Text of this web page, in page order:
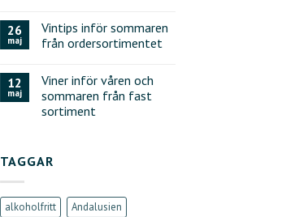
26
maj
Vintips inför sommaren
från ordersortimentet
12
maj
Viner inför våren och
sommaren från fast
sortiment
TAGGAR
alkoholfritt
Andalusien